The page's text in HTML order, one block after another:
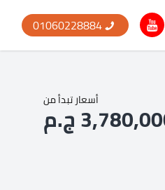
01060228884
أسعار تبدأ من
ج.م